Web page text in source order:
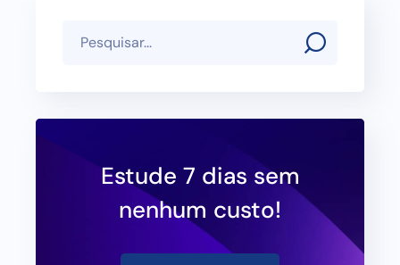
Estude 7 dias sem
nenhum custo!